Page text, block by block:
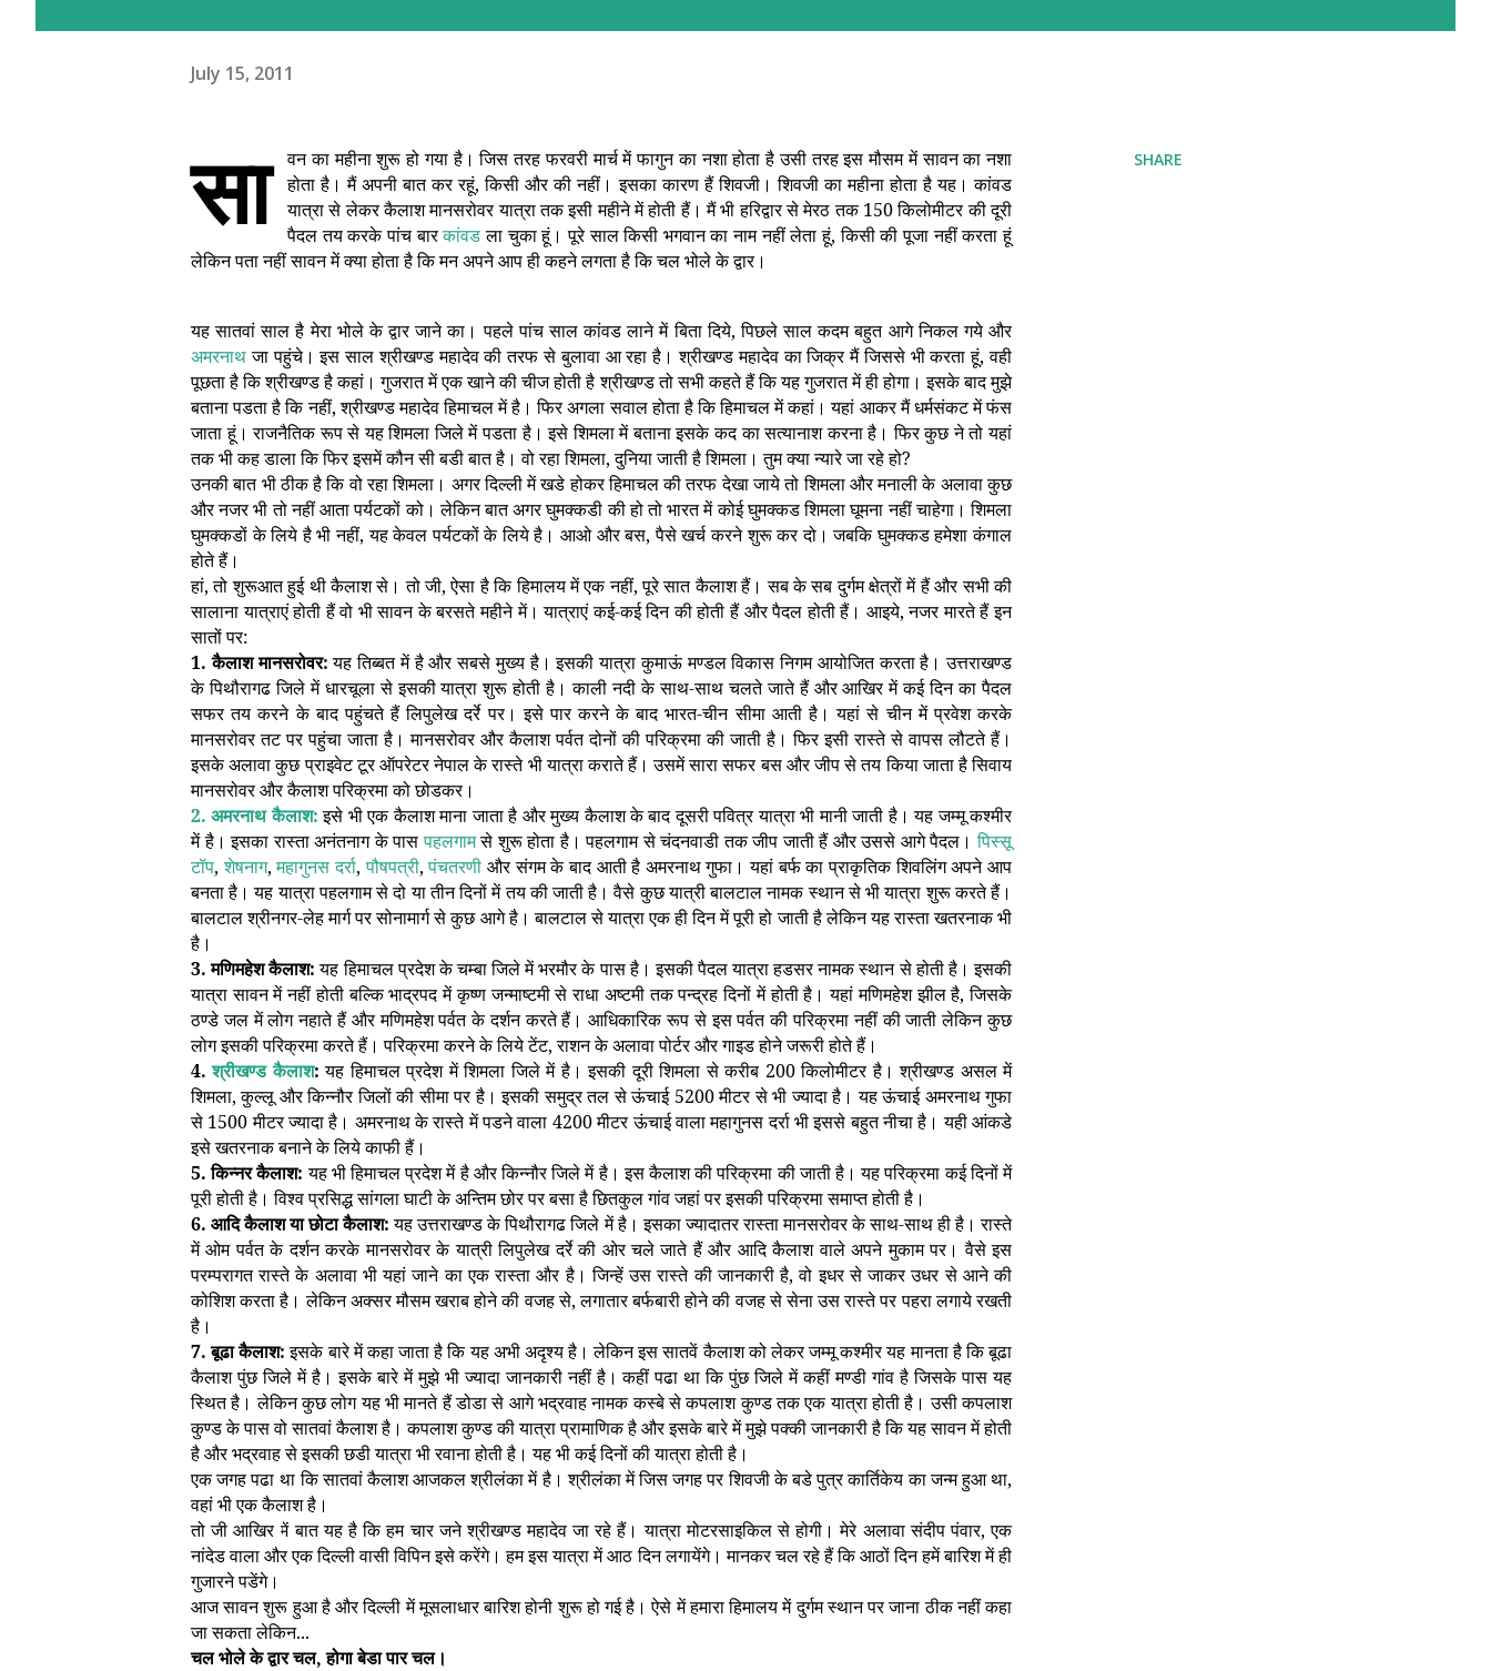
July 15, 2011
सा
वन का महीना शुरू हो गया है। जिस तरह फरवरी मार्च में फागुन का नशा होता है उसी तरह इस मौसम में सावन का नशा
होता है। मैं अपनी बात कर रहूं, किसी और की नहीं। इसका कारण हैं शिवजी। शिवजी का महीना होता है यह। कांवड
यात्रा से लेकर कैलाश मानसरोवर यात्रा तक इसी महीने में होती हैं। मैं भी हरिद्वार से मेरठ तक 150 किलोमीटर की दूरी
पैदल तय करके पांच बारकांवडला चुका हूं। पूरे साल किसी भगवान का नाम नहीं लेता हूं, किसी की पूजा नहीं करता हूं
लेकिन पता नहीं सावन में क्या होता है कि मन अपने आप ही कहने लगता है कि चल भोले के द्वार।
यह सातवां साल है मेरा भोले के द्वार जाने का। पहले पांच साल कांवड लाने में बिता दिये, पिछले साल कदम बहुत आगे निकल गये और
अमरनाथजा पहुंचे। इस साल श्रीखण्ड महादेव की तरफ से बुलावा आ रहा है। श्रीखण्ड महादेव का जिक्र मैं जिससे भी करता हूं, वही
पूछता है कि श्रीखण्ड है कहां। गुजरात में एक खाने की चीज होती है श्रीखण्ड तो सभी कहते हैं कि यह गुजरात में ही होगा। इसके बाद मुझे
बताना पडता है कि नहीं, श्रीखण्ड महादेव हिमाचल में है। फिर अगला सवाल होता है कि हिमाचल में कहां। यहां आकर मैं धर्मसंकट में फंस
जाता हूं। राजनैतिक रूप से यह शिमला जिले में पडता है। इसे शिमला में बताना इसके कद का सत्यानाश करना है। फिर कुछ ने तो यहां
तक भी कह डाला कि फिर इसमें कौन सी बडी बात है। वो रहा शिमला, दुनिया जाती है शिमला। तुम क्या न्यारे जा रहे हो?
उनकी बात भी ठीक है कि वो रहा शिमला। अगर दिल्ली में खडे होकर हिमाचल की तरफ देखा जाये तो शिमला और मनाली के अलावा कुछ
और नजर भी तो नहीं आता पर्यटकों को। लेकिन बात अगर घुमक्कडी की हो तो भारत में कोई घुमक्कड शिमला घूमना नहीं चाहेगा। शिमला
घुमक्कडों के लिये है भी नहीं, यह केवल पर्यटकों के लिये है। आओ और बस, पैसे खर्च करने शुरू कर दो। जबकि घुमक्कड हमेशा कंगाल
होते हैं।
हां, तो शुरूआत हुई थी कैलाश से। तो जी, ऐसा है कि हिमालय में एक नहीं, पूरे सात कैलाश हैं। सब के सब दुर्गम क्षेत्रों में हैं और सभी की
सालाना यात्राएं होती हैं वो भी सावन के बरसते महीने में। यात्राएं कई-कई दिन की होती हैं और पैदल होती हैं। आइये, नजर मारते हैं इन
सातों पर:
1. कैलाश मानसरोवर:यह तिब्बत में है और सबसे मुख्य है। इसकी यात्रा कुमाऊं मण्डल विकास निगम आयोजित करता है। उत्तराखण्ड
के पिथौरागढ जिले में धारचूला से इसकी यात्रा शुरू होती है। काली नदी के साथ-साथ चलते जाते हैं और आखिर में कई दिन का पैदल
सफर तय करने के बाद पहुंचते हैं लिपुलेख दर्रे पर। इसे पार करने के बाद भारत-चीन सीमा आती है। यहां से चीन में प्रवेश करके
मानसरोवर तट पर पहुंचा जाता है। मानसरोवर और कैलाश पर्वत दोनों की परिक्रमा की जाती है। फिर इसी रास्ते से वापस लौटते हैं।
इसके अलावा कुछ प्राइवेट टूर ऑपरेटर नेपाल के रास्ते भी यात्रा कराते हैं। उसमें सारा सफर बस और जीप से तय किया जाता है सिवाय
मानसरोवर और कैलाश परिक्रमा को छोडकर।
2. अमरनाथ कैलाश:इसे भी एक कैलाश माना जाता है और मुख्य कैलाश के बाद दूसरी पवित्र यात्रा भी मानी जाती है। यह जम्मू कश्मीर
में है। इसका रास्ता अनंतनाग के पासपहलगामसे शुरू होता है। पहलगाम से चंदनवाडी तक जीप जाती हैं और उससे आगे पैदल।पिस्सू
टॉप,शेषनाग,महागुनस दर्रा,पौषपत्री,पंचतरणी और संगम के बाद आती है अमरनाथ गुफा। यहां बर्फ का प्राकृतिक शिवलिंग अपने आप
बनता है। यह यात्रा पहलगाम से दो या तीन दिनों में तय की जाती है। वैसे कुछ यात्री बालटाल नामक स्थान से भी यात्रा शुरू करते हैं।
बालटाल श्रीनगर-लेह मार्ग पर सोनामार्ग से कुछ आगे है। बालटाल से यात्रा एक ही दिन में पूरी हो जाती है लेकिन यह रास्ता खतरनाक भी
है।
3. मणिमहेश कैलाश:यह हिमाचल प्रदेश के चम्बा जिले में भरमौर के पास है। इसकी पैदल यात्रा हडसर नामक स्थान से होती है। इसकी
यात्रा सावन में नहीं होती बल्कि भाद्रपद में कृष्ण जन्माष्टमी से राधा अष्टमी तक पन्द्रह दिनों में होती है। यहां मणिमहेश झील है, जिसके
ठण्डे जल में लोग नहाते हैं और मणिमहेश पर्वत के दर्शन करते हैं। आधिकारिक रूप से इस पर्वत की परिक्रमा नहीं की जाती लेकिन कुछ
लोग इसकी परिक्रमा करते हैं। परिक्रमा करने के लिये टेंट, राशन के अलावा पोर्टर और गाइड होने जरूरी होते हैं।
4.श्रीखण्ड कैलाश: यह हिमाचल प्रदेश में शिमला जिले में है। इसकी दूरी शिमला से करीब 200 किलोमीटर है। श्रीखण्ड असल में
शिमला, कुल्लू और किन्नौर जिलों की सीमा पर है। इसकी समुद्र तल से ऊंचाई 5200 मीटर से भी ज्यादा है। यह ऊंचाई अमरनाथ गुफा
से 1500 मीटर ज्यादा है। अमरनाथ के रास्ते में पडने वाला 4200 मीटर ऊंचाई वाला महागुनस दर्रा भी इससे बहुत नीचा है। यही आंकडे
इसे खतरनाक बनाने के लिये काफी हैं।
5. किन्नर कैलाश: यह भी हिमाचल प्रदेश में है और किन्नौर जिले में है। इस कैलाश की परिक्रमा की जाती है। यह परिक्रमा कई दिनों में
पूरी होती है। विश्व प्रसिद्ध सांगला घाटी के अन्तिम छोर पर बसा है छितकुल गांव जहां पर इसकी परिक्रमा समाप्त होती है।
6. आदि कैलाश या छोटा कैलाश:यह उत्तराखण्ड के पिथौरागढ जिले में है। इसका ज्यादातर रास्ता मानसरोवर के साथ-साथ ही है। रास्ते
में ओम पर्वत के दर्शन करके मानसरोवर के यात्री लिपुलेख दर्रे की ओर चले जाते हैं और आदि कैलाश वाले अपने मुकाम पर। वैसे इस
परम्परागत रास्ते के अलावा भी यहां जाने का एक रास्ता और है। जिन्हें उस रास्ते की जानकारी है, वो इधर से जाकर उधर से आने की
कोशिश करता है। लेकिन अक्सर मौसम खराब होने की वजह से, लगातार बर्फबारी होने की वजह से सेना उस रास्ते पर पहरा लगाये रखती
है।
7. बूढा कैलाश:इसके बारे में कहा जाता है कि यह अभी अदृश्य है। लेकिन इस सातवें कैलाश को लेकर जम्मू कश्मीर यह मानता है कि बूढा
कैलाश पुंछ जिले में है। इसके बारे में मुझे भी ज्यादा जानकारी नहीं है। कहीं पढा था कि पुंछ जिले में कहीं मण्डी गांव है जिसके पास यह
स्थित है। लेकिन कुछ लोग यह भी मानते हैं डोडा से आगे भद्रवाह नामक कस्बे से कपलाश कुण्ड तक एक यात्रा होती है। उसी कपलाश
कुण्ड के पास वो सातवां कैलाश है। कपलाश कुण्ड की यात्रा प्रामाणिक है और इसके बारे में मुझे पक्की जानकारी है कि यह सावन में होती
है और भद्रवाह से इसकी छडी यात्रा भी रवाना होती है। यह भी कई दिनों की यात्रा होती है।
एक जगह पढा था कि सातवां कैलाश आजकल श्रीलंका में है। श्रीलंका में जिस जगह पर शिवजी के बडे पुत्र कार्तिकेय का जन्म हुआ था,
वहां भी एक कैलाश है।
तो जी आखिर में बात यह है कि हम चार जने श्रीखण्ड महादेव जा रहे हैं। यात्रा मोटरसाइकिल से होगी। मेरे अलावा संदीप पंवार, एक
नांदेड वाला और एक दिल्ली वासी विपिन इसे करेंगे। हम इस यात्रा में आठ दिन लगायेंगे। मानकर चल रहे हैं कि आठों दिन हमें बारिश में ही
गुजारने पडेंगे।
आज सावन शुरू हुआ है और दिल्ली में मूसलाधार बारिश होनी शुरू हो गई है। ऐसे में हमारा हिमालय में दुर्गम स्थान पर जाना ठीक नहीं कहा
जा सकता लेकिन...
चल भोले के द्वार चल, होगा बेडा पार चल।
SHARE